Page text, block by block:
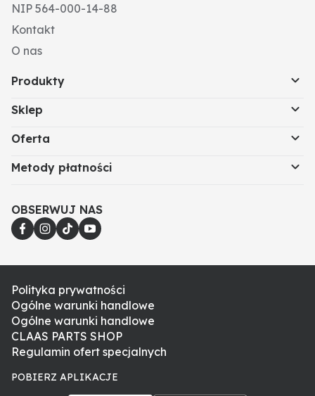
NIP 564-000-14-88
Kontakt
O nas
Produkty
Sklep
Oferta
Metody płatności
OBSERWUJ NAS
Polityka prywatności
Ogólne warunki handlowe
Ogólne warunki handlowe
CLAAS PARTS SHOP
Regulamin ofert specjalnych
POBIERZ APLIKACJE